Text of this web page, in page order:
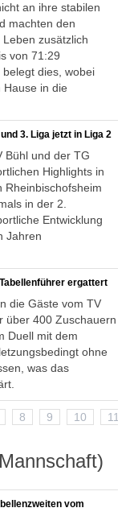
an ihre stabilen
machten den
zusätzlich
von 71:29
dies, wobei
in die
3. Liga jetzt in Liga 2
Bühl und der TG
Highlights in
Rheinbischofsheim
in der 2.
Entwicklung
Jahren
ergattert
die Gäste vom TV
über 400 Zuschauern
Duell mit dem
ohne
was das
8 9 10 11
vom